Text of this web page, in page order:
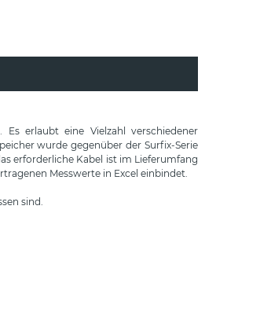
erlaubt eine Vielzahl verschiedener
wurde gegenüber der Surfix-Serie
erforderliche Kabel ist im Lieferumfang
Messwerte in Excel einbindet.
sind.